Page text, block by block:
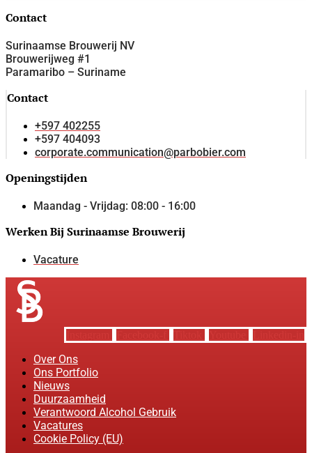
Contact
Surinaamse Brouwerij NV
Brouwerijweg #1
Paramaribo – Suriname
Contact
+597 402255
+597 404093
corporate.communication@parbobier.com
Openingstijden
Maandag - Vrijdag: 08:00 - 16:00
Werken Bij Surinaamse Brouwerij
Vacature
Over Ons
Ons Portfolio
Nieuws
Duurzaamheid
Verantwoord Alcohol Gebruik
Vacatures
Cookie Policy (EU)